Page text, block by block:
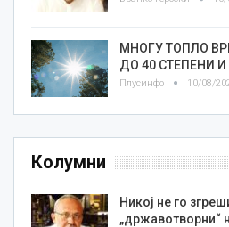
МНОГУ ТОПЛО
ДО 40 СТЕПЕНИ
Плусинфо 10/08/
Колумни
Никој не го
„државотворни“